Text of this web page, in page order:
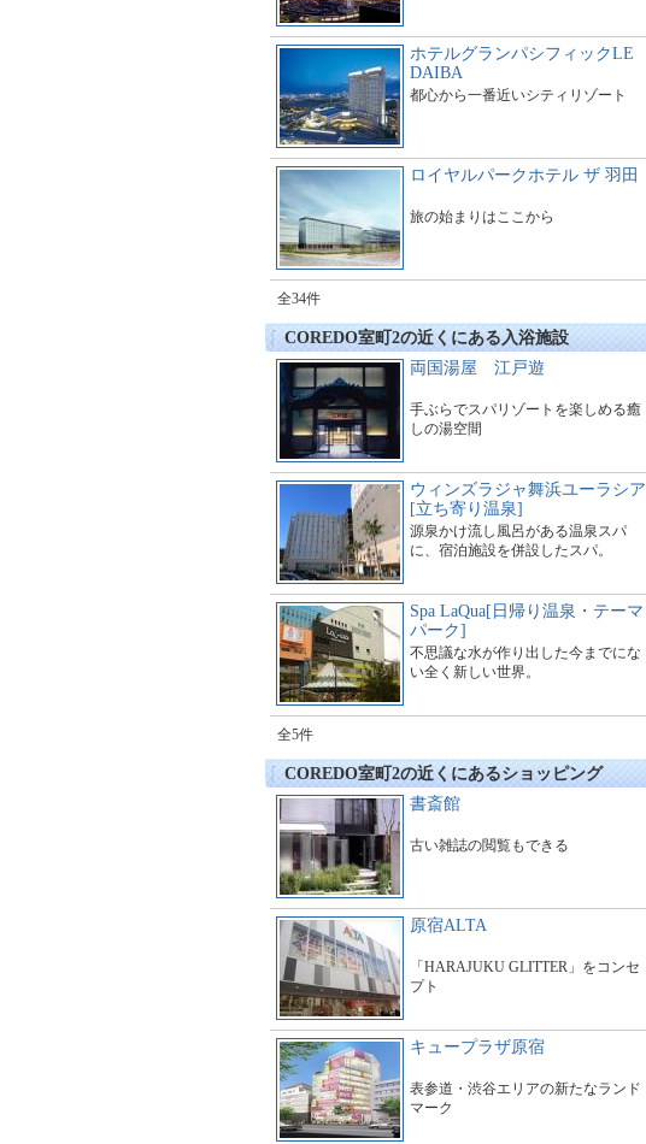
ホテルグランパシフィックLE
DAIBA
都心から一番近いシティリゾート
ロイヤルパークホテル ザ 羽田
旅の始まりはここから
全34件
COREDO室町2の近くにある入浴施設
両国湯屋 江戸遊
手ぶらでスパリゾートを楽しめる癒
しの湯空間
ウィンズラジャ舞浜ユーラシア
[立ち寄り温泉]
源泉かけ流し風呂がある温泉スパ
に、宿泊施設を併設したスパ。
Spa LaQua[日帰り温泉・テーマ
パーク]
不思議な水が作り出した今までにな
い全く新しい世界。
全5件
COREDO室町2の近くにあるショッピング
書斎館
古い雑誌の閲覧もできる
原宿ALTA
「HARAJUKU GLITTER」をコンセ
プト
キュープラザ原宿
表参道・渋谷エリアの新たなランド
マーク